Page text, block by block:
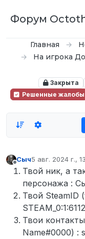
Форум
Главная
На игрока
Закрыта
Решенные жалобы
Не в сети
Сыч5 авг. 2024 г.,
Твой ник, а
персонажа :
Твой SteamID
Твои
Name#0000) :